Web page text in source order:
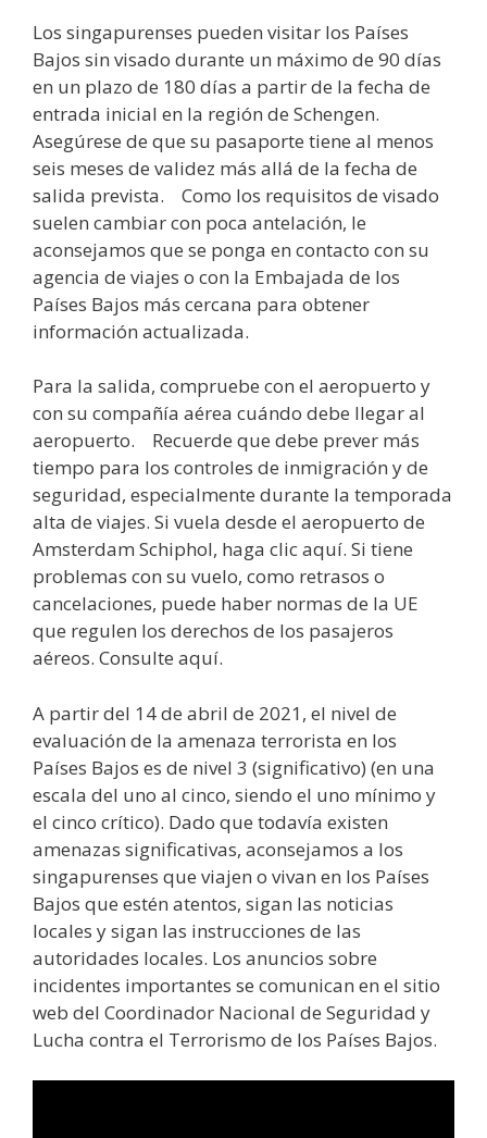
Los singapurenses pueden visitar los Países
Bajos sin visado durante un máximo de 90 días
en un plazo de 180 días a partir de la fecha de
entrada inicial en la región de Schengen.
Asegúrese de que su pasaporte tiene al menos
seis meses de validez más allá de la fecha de
salida prevista. Como los requisitos de visado
suelen cambiar con poca antelación, le
aconsejamos que se ponga en contacto con su
agencia de viajes o con la Embajada de los
Países Bajos más cercana para obtener
información actualizada.
Para la salida, compruebe con el aeropuerto y
con su compañía aérea cuándo debe llegar al
aeropuerto. Recuerde que debe prever más
tiempo para los controles de inmigración y de
seguridad, especialmente durante la temporada
alta de viajes. Si vuela desde el aeropuerto de
Amsterdam Schiphol, haga clic aquí. Si tiene
problemas con su vuelo, como retrasos o
cancelaciones, puede haber normas de la UE
que regulen los derechos de los pasajeros
aéreos. Consulte aquí.
A partir del 14 de abril de 2021, el nivel de
evaluación de la amenaza terrorista en los
Países Bajos es de nivel 3 (significativo) (en una
escala del uno al cinco, siendo el uno mínimo y
el cinco crítico). Dado que todavía existen
amenazas significativas, aconsejamos a los
singapurenses que viajen o vivan en los Países
Bajos que estén atentos, sigan las noticias
locales y sigan las instrucciones de las
autoridades locales. Los anuncios sobre
incidentes importantes se comunican en el sitio
web del Coordinador Nacional de Seguridad y
Lucha contra el Terrorismo de los Países Bajos.